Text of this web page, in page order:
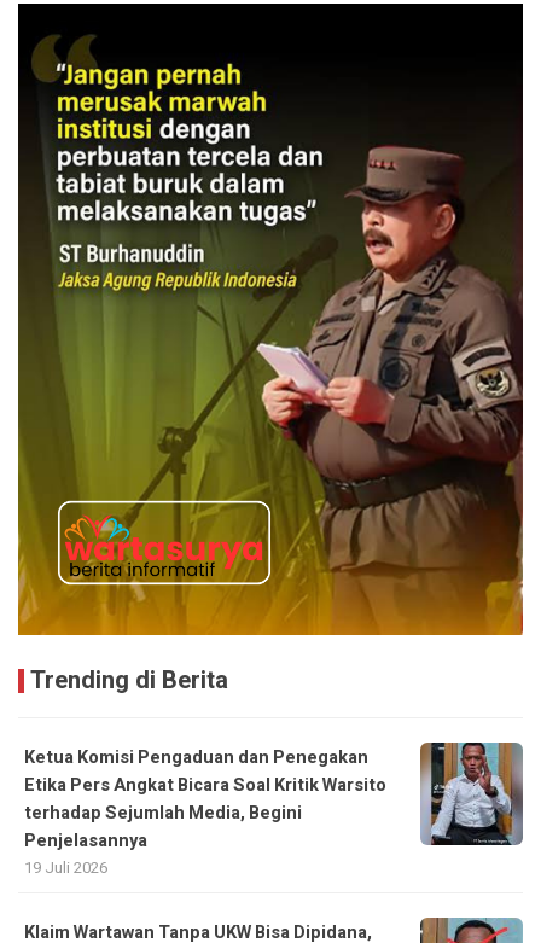
Trending di Berita
Ketua Komisi Pengaduan dan Penegakan
Etika Pers Angkat Bicara Soal Kritik Warsito
terhadap Sejumlah Media, Begini
Penjelasannya
19 Juli 2026
Klaim Wartawan Tanpa UKW Bisa Dipidana,